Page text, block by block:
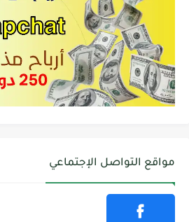
مواقع التواصل الإجتماعي